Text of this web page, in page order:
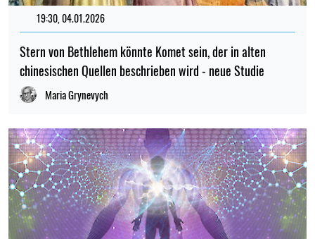
19:30, 04.01.2026
Stern von Bethlehem könnte Komet sein, der in alten
chinesischen Quellen beschrieben wird - neue Studie
Maria Grynevych